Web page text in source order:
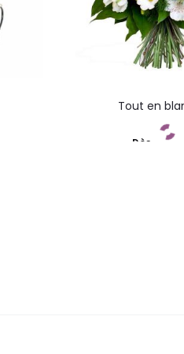
Tout en
Dès